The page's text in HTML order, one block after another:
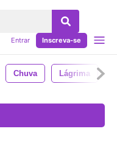
Entrar Inscreva-se
Chuva Lágrima